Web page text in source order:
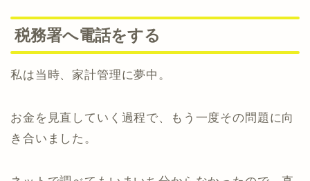
税務署へ電話をする
私は当時、家計管理に夢中。
お金を見直していく過程で、もう一度その問題に向
き合いました。